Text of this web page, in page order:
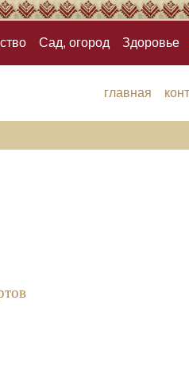
Сад, огород Здоровье
главная